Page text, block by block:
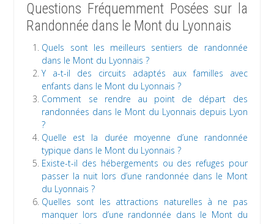
Questions Fréquemment Posées sur la
Randonnée dans le Mont du Lyonnais
Quels sont les meilleurs sentiers de randonnée
dans le Mont du Lyonnais ?
Y a-t-il des circuits adaptés aux familles avec
enfants dans le Mont du Lyonnais ?
Comment se rendre au point de départ des
randonnées dans le Mont du Lyonnais depuis Lyon
?
Quelle est la durée moyenne d’une randonnée
typique dans le Mont du Lyonnais ?
Existe-t-il des hébergements ou des refuges pour
passer la nuit lors d’une randonnée dans le Mont
du Lyonnais ?
Quelles sont les attractions naturelles à ne pas
manquer lors d’une randonnée dans le Mont du